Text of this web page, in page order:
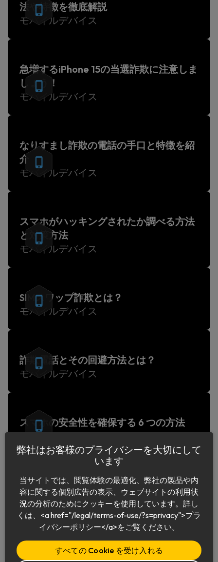
法や特徴を徹底解説
モバイルデバイス
急増するiPhone 15の当選詐欺に注意しま
しょう！
モバイルデバイス
なりすまし詐欺の電話の手口と特徴を紹
介
モバイルデバイス
スマホがハッキングされたか調べる方法
と対策方法
モバイルデバイス
SIMスワップ詐欺とは？
モバイルデバイス
詐欺電話とその回避方法とは？
モバイルデバイス
スマホの安全性を確保する 6 つの方法
モバイルデバイス
日本語
弊社はお客様のプライバシーを大切にして
います
当サイトでは、閲覧体験の最適化、弊社の製品や内
容に関する個別広告の表示、ウェブサイトの利用状
況の分析のためにクッキーを使用しています。詳し
くは、<a href="/legal/terms-of-use/?s=privacy">プラ
イバシーポリシー</a>をご覧ください。
すべての Cookie を受け入れる